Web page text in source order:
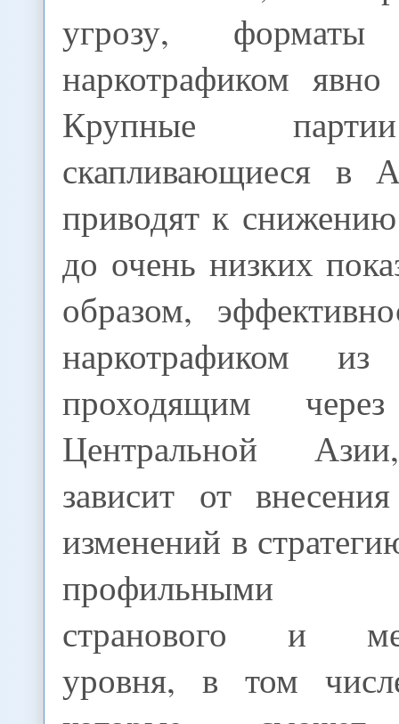
угрозу,
наркотрафиком явно
Крупные
скапливающиеся в
приводят к
до очень низких
образом,
наркотрафиком из
проходящим
Центральной
зависит от
изменений в
профильными
странового и
уровня, в том